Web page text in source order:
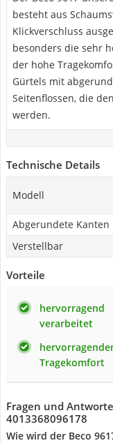
besteht aus
Klickverschluss
besonders die sehr
der hohe
Gürtels mit
Seitenflossen, die
werden.
Technische Details
Modell
Abgerundete Kanten
Verstellbar
Vorteile
hervorragend
verarbeitet
Tragekomfort
Fragen und
4013368096178
Wie wird der Beco